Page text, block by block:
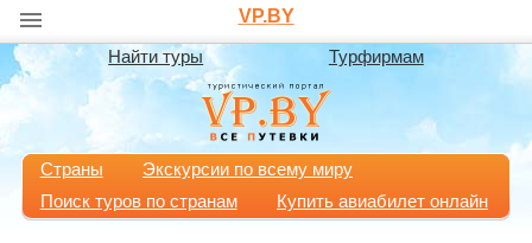
VP.BY
Найти туры Турфирмам
Страны
Экскурсии по всему миру
Поиск туров по странам
Купить авиабилет онлайн